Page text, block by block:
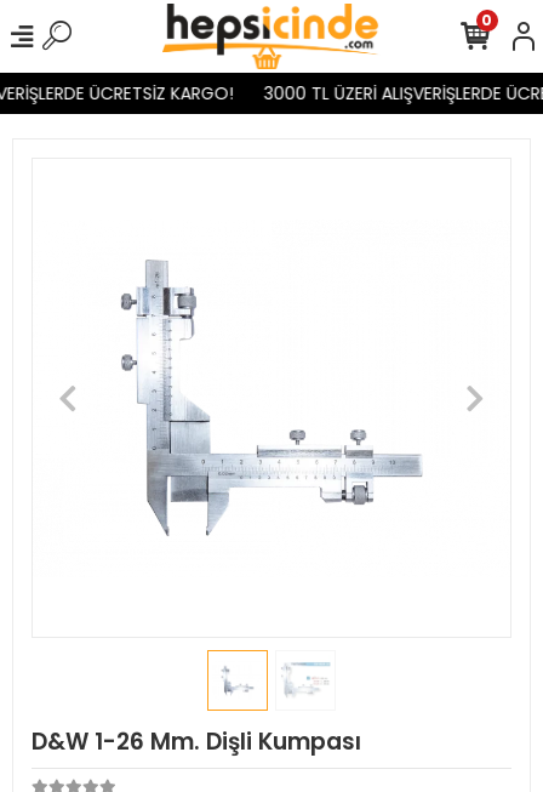
ÜCRETSİZ KARGO! 3000 TL ÜZERİ ALIŞVERİŞLERDE
0
D&W 1-26 Mm. Dişli Kumpası